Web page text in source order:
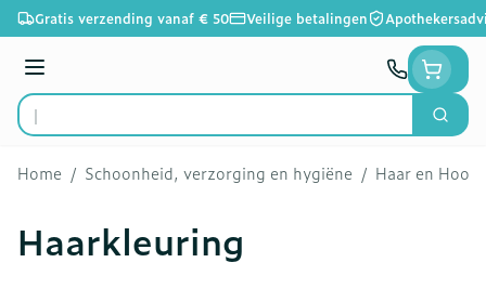
Ga naar de inhoud
Gratis verzending vanaf € 50 Veilige betalingen
Menu
Product, merk, categorie...
Zoek
Home / Schoonheid, verzorging en hygiëne / Haar en Hoofd
Haarkleuring